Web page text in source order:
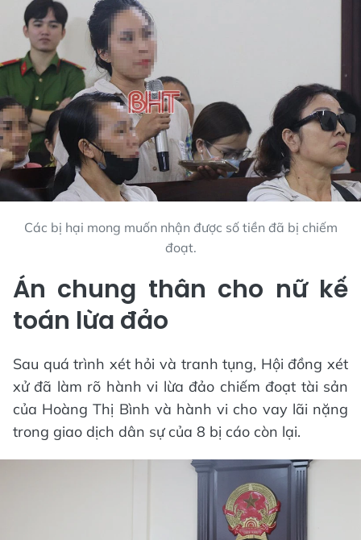
Các bị hại mong muốn nhận được số tiền đã bị chiếm
đoạt.
Án chung thân cho nữ kế
toán lừa đảo
Sau quá trình xét hỏi và tranh tụng, Hội đồng xét
xử đã làm rõ hành vi lừa đảo chiếm đoạt tài sản
của Hoàng Thị Bình và hành vi cho vay lãi nặng
trong giao dịch dân sự của 8 bị cáo còn lại.